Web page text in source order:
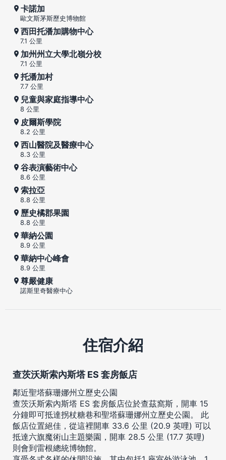
卡諾加
歐文斯茅斯歷史博物館
西田托潘加購物中心
7.1 公里
加州州立大學北嶺分校
7.1 公里
托潘加村
7.7 公里
兒童與家庭指導中心
8 公里
皮爾斯學院
8.2 公里
西山醫院及醫療中心
8.3 公里
谷表演藝術中心
8.6 公里
索拉亞
8.8 公里
歷史橘郡果園
8.8 公里
華納公園
8.9 公里
華納中心峰會
8.9 公里
尊嚴健康
諾斯里奇醫療中心
住宿介紹
查茨沃斯索內斯塔 ES 套房飯店
鄰近聖塔蘇珊娜州立歷史公園
查茨沃斯索內斯塔 ES 套房飯店位於查茲窩斯，開車 15
分鐘即可抵達拐杖糖巷和聖塔蘇珊娜州立歷史公園。 此
飯店位置絕佳，從這裡開車 33.6 公里 (20.9 英哩) 可以
抵達六旗魔術山主題樂園，開車 28.5 公里 (17.7 英哩)
則會到雷根總統博物館。